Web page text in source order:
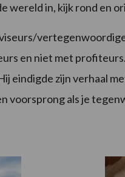
wereld in, kijk rond en
en niet met
eindigde zijn verhaal
voorsprong als je